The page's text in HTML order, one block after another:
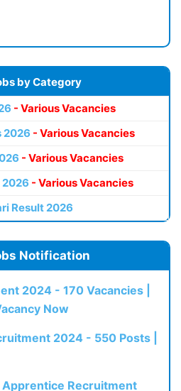
by Category
- Various Vacancies
2026 - Various Vacancies
- Various Vacancies
2026 - Various Vacancies
Result 2026
Notification
2024 - 170 Vacancies |
Now
2024 - 550 Posts |
Apprentice Recruitment